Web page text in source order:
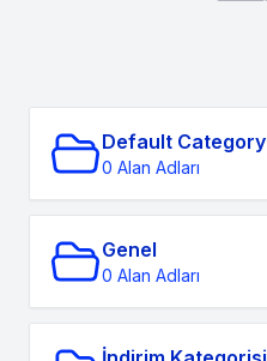
Default Category
0 Alan Adları
Genel
0 Alan Adları